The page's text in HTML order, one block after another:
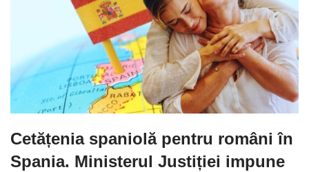
Cetățenia spaniolă pentru români în
Spania. Ministerul Justiției impune